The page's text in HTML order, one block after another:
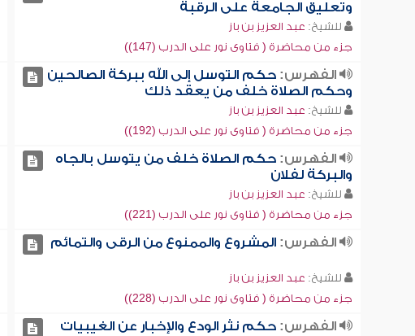
وتعليق الجامعة على الرقبة
للشيخ: عبد العزيز بن باز
جزء من محاضرة ( فتاوى نور على الدرب (147))
الفهرس:حكم التوسل إلى الله ببركة الصالحين
وحكم الصلاة خلف من يعقد ذلك
للشيخ: عبد العزيز بن باز
جزء من محاضرة ( فتاوى نور على الدرب (192))
الفهرس:حكم الصلاة خلف من يتوسل بالجاه
والبركة لفلان
للشيخ: عبد العزيز بن باز
جزء من محاضرة ( فتاوى نور على الدرب (221))
الفهرس:المشروع والممنوع من الرقى والتمائم
للشيخ: عبد العزيز بن باز
جزء من محاضرة ( فتاوى نور على الدرب (228))
الفهرس:حكم نثر الودع والإخبار عن الغيبيات